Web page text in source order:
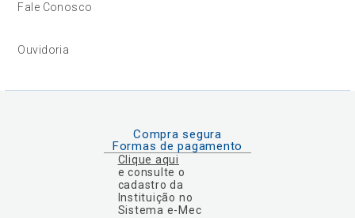
Fale Conosco
Ouvidoria
Compra segura
Formas de pagamento
Clique aqui
e consulte o
cadastro da
Instituição no
Sistema e-Mec